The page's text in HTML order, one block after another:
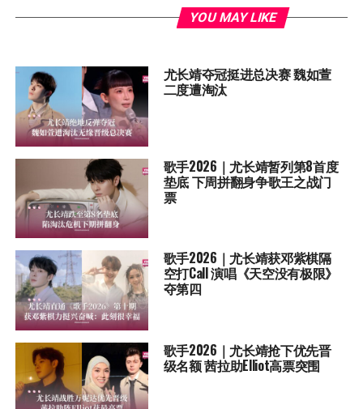
YOU MAY LIKE
尤长靖夺冠挺进总决赛 魏如萱
二度遭淘汰
歌手2026｜尤长靖暂列第8首度
垫底 下周拼翻身争歌王之战门
票
歌手2026｜尤长靖获邓紫棋隔
空打Call 演唱《天空没有极限》
夺第四
歌手2026｜尤长靖抢下优先晋
级名额 茜拉助Elliot高票突围